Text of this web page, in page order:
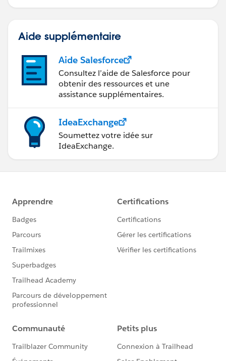
Aide supplémentaire
Aide Salesforce
Consultez l’aide de Salesforce pour
obtenir des ressources et une
assistance supplémentaires.
IdeaExchange
Soumettez votre idée sur
IdeaExchange.